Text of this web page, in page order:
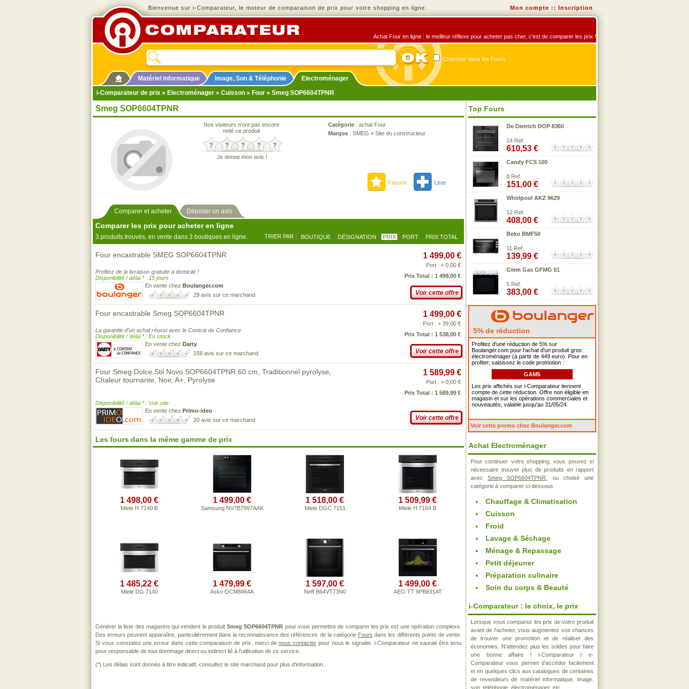
Bienvenue sur i-Comparateur, le moteur de comparaison de prix pour votre shopping en ligne. Mon compte :: Inscription
Achat Four en ligne : le meilleur réflexe pour acheter pas cher, c'est de comparer les prix !
Chercher dans les Fours
Matériel informatique Image, Son & Téléphonie
Electroménager
i-Comparateur de prix » Electroménager » Cuisson » Four » Smeg SOP6604TPNR
Smeg SOP6604TPNR
Nos visiteurs n'ont pas encore
noté ce produit
Je donne mon avis !
Catégorie : achat Four
Marque : SMEG » Site du constructeur
Favoris Liste
Comparer et acheter Déposer un avis
Comparer les prix pour acheter en ligne
3 produits trouvés, en vente dans 3 boutiques en ligne. TRIER PAR : BOUTIQUE DÉSIGNATION PRIX PORT PRIX TOTAL
Four encastrable SMEG SOP6604TPNR
Profitez de la livraison gratuite à domicile !
Disponibilité / délai * : 15 jours
En vente chez Boulanger.com
29 avis sur ce marchand
1 499,00 €
Port : + 0,00 €
Prix Total : 1 499,00 €
Voir cette offre
Four encastrable Smeg SOP6604TPNR
La garantie d'un achat réussi avec le Contrat de Confiance
Disponibilité / délai * : En stock
En vente chez Darty
159 avis sur ce marchand
1 499,00 €
Port : + 39,00 €
Prix Total : 1 538,00 €
Voir cette offre
Four Smeg Dolce Stil Novo SOP6604TPNR 60 cm, Traditionnel pyrolyse,
Chaleur tournante, Noir, A+, Pyrolyse
Disponibilité / délai * : Voir site
En vente chez Primo-ideo
20 avis sur ce marchand
1 589,99 €
Port : + 0,00 €
Prix Total : 1 589,99 €
Voir cette offre
Les fours dans la même gamme de prix
1 498,00 €
Miele H 7140 B
1 499,00 €
Samsung NV7B7997AAK
1 518,00 €
Miele DGC 7151
1 509,99 €
Miele H 7164 B
1 485,22 €
Miele DG 7140
1 479,99 €
Asko OCM8464A
1 597,00 €
Neff B64VT73N0
1 499,00 €
AEG TT 9PB831AT
Générer la liste des magasins qui vendent le produitSmeg SOP6604TPNR pour vous permettre de comparer les prix est une opération complexe.
Des erreurs peuvent apparaître, particulièrement dans la reconnaissance des références de la catégorie Fours dans les différents points de vente.
Si vous constatez une erreur dans cette comparaison de prix, merci denous contacter pour nous le signaler. i-Comparateur ne saurait être tenu
pour responsable de tout dommage direct ou indirect lié à l'utilisation de ce service.
(*) Les délais sont donnés à titre indicatif, consultez le site marchand pour plus d'information.
Top Fours
De Dietrich DOP 8360
14 Ref.
610,53 €
Candy FCS 100
8 Ref.
151,00 €
Whirlpool AKZ 9629
12 Ref.
408,00 €
Beko BMF50
11 Ref.
139,99 €
Glem Gas GFMG 51
5 Ref.
383,00 €
5% de réduction
Profitez d'une réduction de 5% sur
Boulanger.com pour l'achat d'un produit gros
électroménager (à partir de 449 euro). Pour en
profiter, saisissez le code promotion :
GAM5
Les prix affichés sur i-Comparateur tiennent
compte de cette réduction. Offre non éligible en
magasin et sur les opérations commerciales et
nouveautés, valable jusqu'au 31/05/24.
Voir cette promo chez Boulanger.com
Achat Electroménager
Pour continuer votre shopping, vous pouvez si
nécessaire trouver plus de produits en rapport
avecSmeg SOP6604TPNR
, ou choisir une
catégorie à comparer ci-dessous
Chauffage & Climatisation
Cuisson
Froid
Lavage & Séchage
Ménage & Repassage
Petit déjeuner
Préparation culinaire
Soin du corps & Beauté
i-Comparateur : le choix, le prix
Lorsque vous comparez les prix de votre produit
avant de l'acheter, vous augmentez vos chances
de trouver une promotion et de réaliser des
économies. N'attendez plus les soldes pour faire
une bonne affaire ! i-Comparateur / e-
Comparateur vous permet d'accéder facilement
et en quelques clics aux catalogues de centaines
de revendeurs de matériel informatique, image,
son, téléphonie, électroménager, etc..